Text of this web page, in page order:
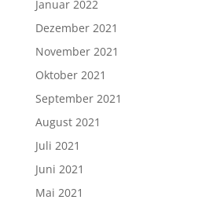
Januar 2022
Dezember 2021
November 2021
Oktober 2021
September 2021
August 2021
Juli 2021
Juni 2021
Mai 2021